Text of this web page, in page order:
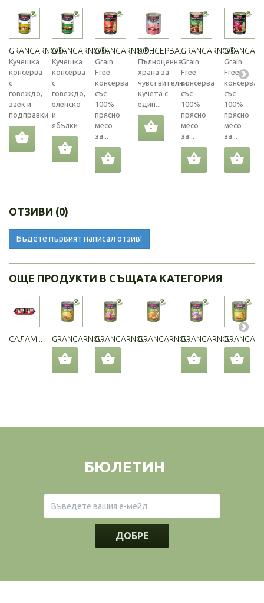
GRANCARNO®...
Кучешка
консерва
с
говеждо,
заек и
подправки
GRANCARNO®...
Кучешка
консерва
с
говеждо,
еленско
и
ябълки
GRANCARNO®...
Grain
Free
консерва
със
100%
прясно
месо
за...
КОНСЕРВА...
Пълноценна
храна за
чувствителни
кучета с
един...
GRANCARNO®...
Grain
Free
консерва
със
100%
прясно
месо
за...
Grain
Free
консерва
със
100%
прясно
месо
за...
ОТЗИВИ (0)
Бъдете първият написал отзив!
ОЩЕ ПРОДУКТИ В СЪЩАТА КАТЕГОРИЯ
САЛАМ... GRANCARNO...GRANCARNO...GRANCARNO...GRANCARNO...
БЮЛЕТИН
ДОБРЕ